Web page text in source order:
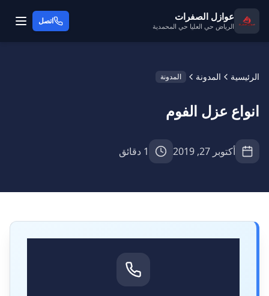
عوازل الصفرات
الرياض حي العليا حي المحمدية
اتصل
الرئيسية المدونة المدونة
انواع عزل الفوم
أكتوبر 27, 2019 1 دقائق